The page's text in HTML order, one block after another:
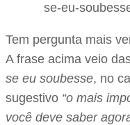
Tem pergunta mais
A frase acima veio
se eu soubesse, no
sugestivo “o mais
você deve saber